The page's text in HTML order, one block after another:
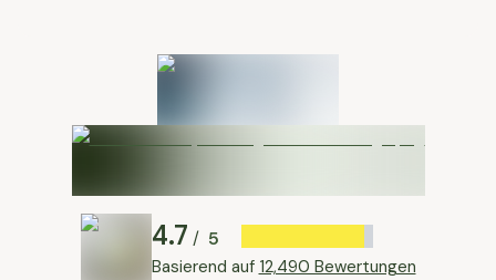
4.7 / 5
Basierend auf 12,490 Bewertungen